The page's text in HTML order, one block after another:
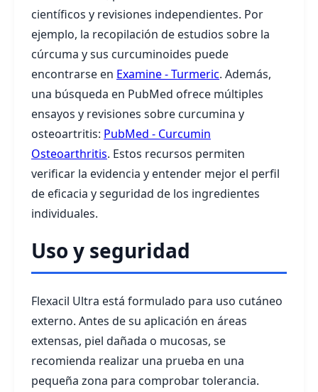
científicos y revisiones independientes. Por
ejemplo, la recopilación de estudios sobre la
cúrcuma y sus curcuminoides puede
encontrarse en Examine - Turmeric. Además,
una búsqueda en PubMed ofrece múltiples
ensayos y revisiones sobre curcumina y
osteoartritis: PubMed - Curcumin
Osteoarthritis. Estos recursos permiten
verificar la evidencia y entender mejor el perfil
de eficacia y seguridad de los ingredientes
individuales.
Uso y seguridad
Flexacil Ultra está formulado para uso cutáneo
externo. Antes de su aplicación en áreas
extensas, piel dañada o mucosas, se
recomienda realizar una prueba en una
pequeña zona para comprobar tolerancia.